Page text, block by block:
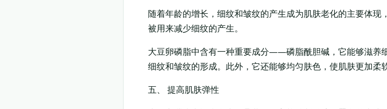
随着年龄的增长，细纹和皱纹的产生成为肌肤老化的主要体现
被用来减少细纹的产生。
大豆卵磷脂中含有一种重要成分——磷脂酰胆碱，它能够滋养
细纹和皱纹的形成。此外，它还能够均匀肤色，使肌肤更加柔
五、 提高肌肤弹性